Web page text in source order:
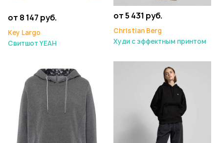
от 8 147 руб.
Key Largo
Свитшот YEAH
от 5 431 руб.
Christian Berg
Худи с эффектным принтом